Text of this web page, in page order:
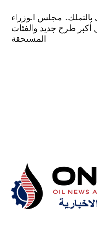
ينتهي بالتملك.. مجلس الوزراء
طرح جديد والفئات
المستحقة